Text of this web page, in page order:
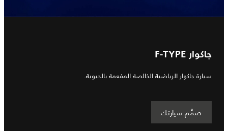
جاكوار F-TYPE
سيارة جاكوار الرياضية الخالصة المفعمة بالحيوية.
صمِّم سيارتك